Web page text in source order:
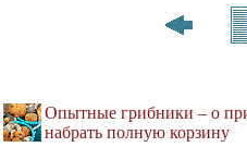
Опытные грибники – о
набрать полную корзину